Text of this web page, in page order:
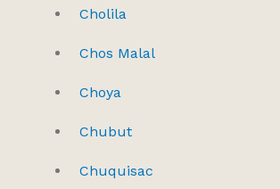
Cholila
Chos Malal
Choya
Chubut
Chuquisac